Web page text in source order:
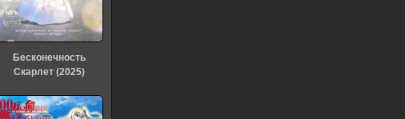
Бесконечность
Скарлет (2025)